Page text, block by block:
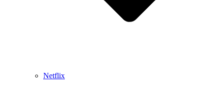
Netflix